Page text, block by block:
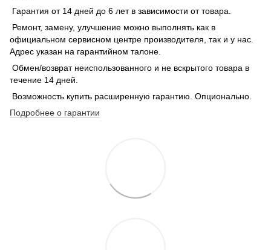
Гарантия от 14 дней до 6 лет в зависимости от товара.
Ремонт, замену, улучшение можно выполнять как в
официальном сервисном центре производителя, так и у нас.
Адрес указан на гарантийном талоне.
Обмен/возврат неиспользованного и не вскрытого товара в
течение 14 дней.
Возможность купить расширенную гарантию. Опционально.
Подробнее о гарантии